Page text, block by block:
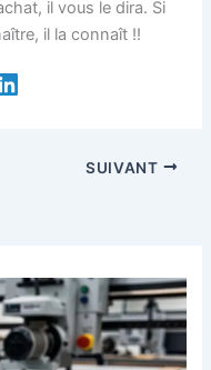
il vous le dira. Si
il la connaît !!
SUIVANT